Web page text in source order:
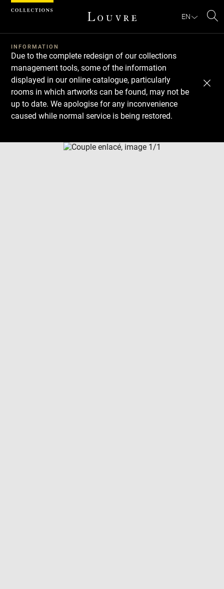
EN
INFORMATION
Due to the complete redesign of our collections
management tools, some of the information
displayed in our online catalogue, particularly
rooms in which artworks can be found, may not be
up to date. We apologise for any inconvenience
caused while normal service is being restored.
Download
Next
Previous
Cookies management panel